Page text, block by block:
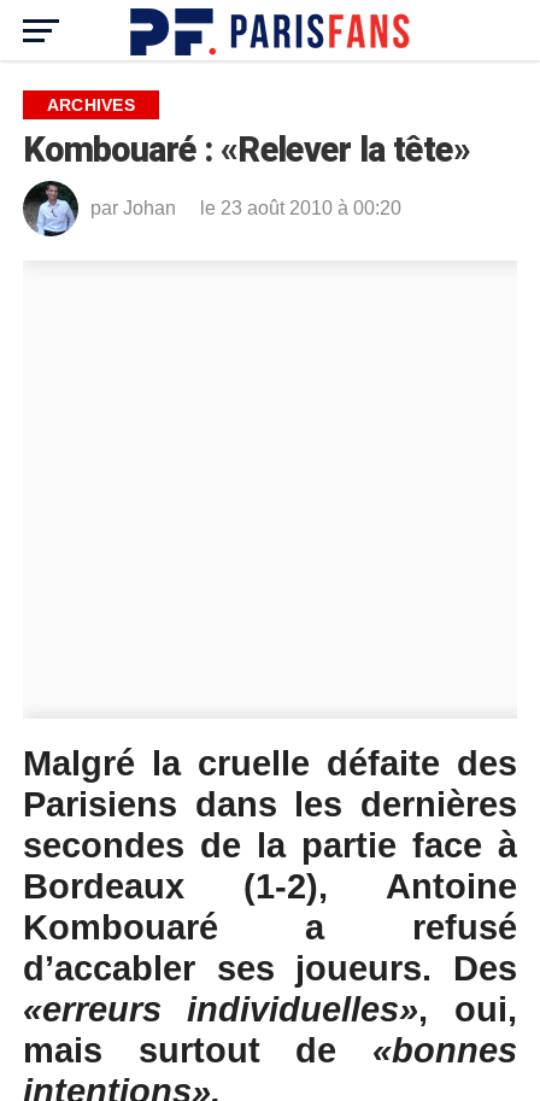
ARCHIVES
Kombouaré : «Relever la tête»
par Johan le 23 août 2010 à 00:20
Malgré la cruelle défaite des
Parisiens dans les dernières
secondes de la partie face à
Bordeaux (1-2), Antoine
Kombouaré a refusé
d’accabler ses joueurs. Des
«erreurs individuelles», oui,
mais surtout de «bonnes
intentions».